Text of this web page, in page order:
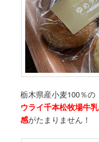
栃木県産小麦100％
ウライ千本松牧場牛乳
感がたまりません！